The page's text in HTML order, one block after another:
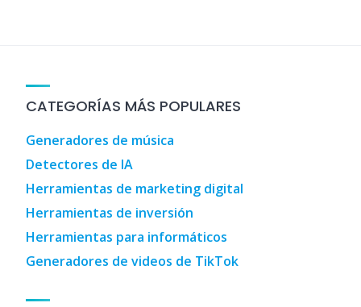
CATEGORÍAS MÁS POPULARES
Generadores de música
Detectores de IA
Herramientas de marketing digital
Herramientas de inversión
Herramientas para informáticos
Generadores de videos de TikTok